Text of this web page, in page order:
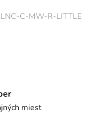
LNC-C-MW-R-LITTLE
miest